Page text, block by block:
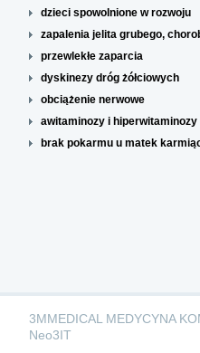
dzieci spowolnione w rozwoju
zapalenia jelita grubego,
przewlekłe zaparcia
dyskinezy dróg żółciowych
obciążenie nerwowe
awitaminozy i hiperwitaminozy
brak pokarmu u matek
3MMEDICAL MEDYCYNA
Neo3IT